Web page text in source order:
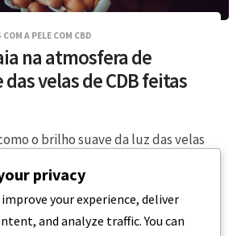
A PELE COM CBD
na atmosfera de
velas de CDB feitas
o brilho suave da luz das velas
25 DE OUTUBRO, 2023
privacy
your experience, deliver
and analyze traffic. You can